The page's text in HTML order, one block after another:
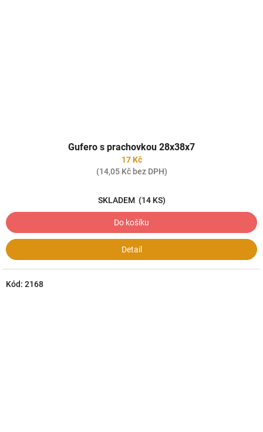
Gufero s prachovkou 28x38x7
17 Kč
(14,05 Kč bez DPH)
SKLADEM (14 KS)
Do košíku
Detail
Kód: 2168